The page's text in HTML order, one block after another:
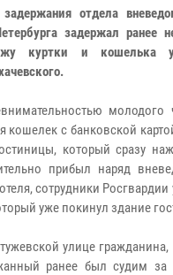
отдела
задержал ранее
куртки и кошелька у
молодого
кошелек с банковской
который сразу
прибыл наряд
сотрудники
уже покинул здание
улице
ранее был судим